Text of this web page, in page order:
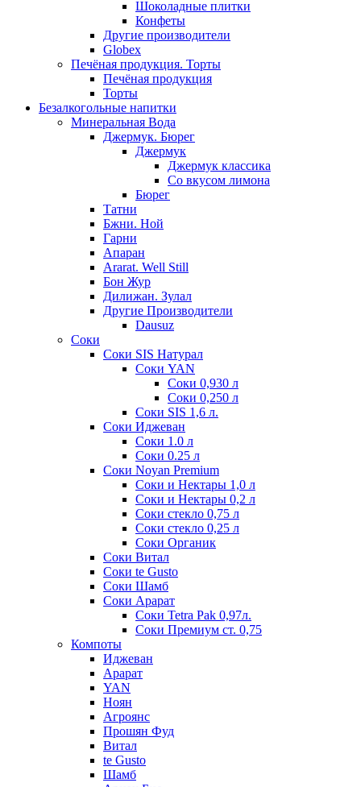
Шоколадные плитки
Конфеты
Другие производители
Globex
Печёная продукция. Торты
Печёная продукция
Торты
Безалкогольные напитки
Минеральная Вода
Джермук. Бюрег
Джермук
Джермук классика
Со вкусом лимона
Бюрег
Татни
Бжни. Ной
Гарни
Апаран
Ararat. Well Still
Бон Жур
Дилижан. Зулал
Другие Производители
Dausuz
Соки
Соки SIS Натурал
Соки YAN
Соки 0,930 л
Соки 0,250 л
Соки SIS 1,6 л.
Соки Иджеван
Соки 1.0 л
Соки 0.25 л
Соки Noyan Premium
Соки и Нектары 1,0 л
Соки и Нектары 0,2 л
Соки стекло 0,75 л
Соки стекло 0,25 л
Соки Органик
Соки Витал
Соки te Gusto
Соки Шамб
Соки Арарат
Соки Tetra Pak 0,97л.
Соки Премиум ст. 0,75
Компоты
Иджеван
Арарат
YAN
Ноян
Агроянс
Прошян Фуд
Витал
te Gusto
Шамб